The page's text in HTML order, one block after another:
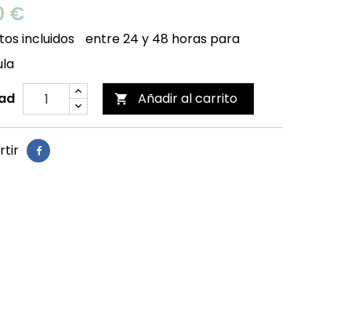
€
incluidos
entre 24 y 48 horas para
 Añadir al carrito